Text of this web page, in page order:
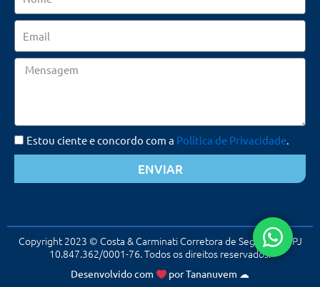
Mensagem
Estou ciente e concordo com a Política de Privacidade.
ENVIAR
Copyright 2023 © Costa & Carminati Corretora de Seguros. CNPJ
10.847.362/0001-76. Todos os direitos reservados.
Desenvolvido com porTananuvem ☁